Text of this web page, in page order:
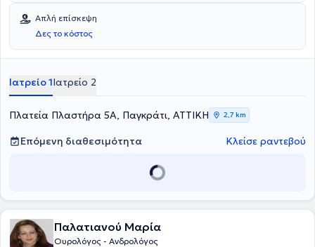
του Grigore T. Popa University στη Ρουμανία και ειδικεύτηκε στην
Ουρολογία και διετέλεσε Υπεύθυνος Ουροδυναμικού Τμήματος στο
Γενικό Νοσοκομείο Αθηνών "Ιπποκράτειο". Επιπλέον, διετέλεσε
Επιμελητής στο "Ερρίκος Ντυνάν" Hospital Center. Τέλος, ο γιατρός
Νοσοκομείο Λιβαδειάς.
Απλή επίσκεψη
Δες το κόστος
Ιατρείο 1Ιατρείο 2
Πλατεία Πλαστήρα 5Α, Παγκράτι, ΑΤΤΙΚΗ 2,7 km
Επόμενη διαθεσιμότητα Κλείσε ραντεβού
Παλατιανού Μαρία
Ουρολόγος - Ανδρολόγος